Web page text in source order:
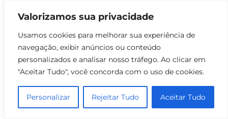
Valorizamos sua privacidade
Usamos cookies para melhorar sua experiência de
navegação, exibir anúncios ou conteúdo
personalizados e analisar nosso tráfego. Ao clicar em
"Aceitar Tudo", você concorda com o uso de cookies.
Personalizar Rejeitar Tudo Aceitar Tudo